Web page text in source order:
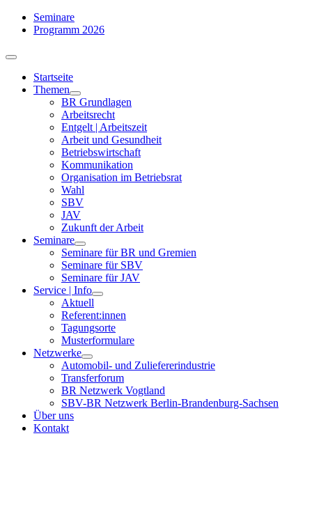
Zum
Inhalt
Seminare
Programm 2026
Toggle
NavigationStartseite
Themen
BR Grundlagen
Arbeits­recht
Entgelt | Arbeitszeit
Arbeit und Gesundheit
Betriebswirtschaft
Kommuni­kation
Organisation im Betriebsrat
Wahl
SBV
JAV
Zukunft der Arbeit
Seminare
Seminare für BR und Gremien
Seminare für SBV
Seminare für JAV
Service | Info
Aktuell
Referent:innen
Tagungsorte
Musterformulare
Netzwerke
Automobil- und Zuliefererindustrie
Transferforum
BR Netzwerk Vogtland
SBV-BR Netzwerk Berlin-Brandenburg-Sachsen
Über uns
Kontakt